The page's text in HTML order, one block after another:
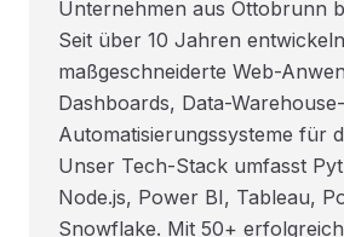
Unternehmen aus Ottobrunn
Seit über 10 Jahren
maßgeschneiderte Web-
Dashboards, Data-
Automatisierungssysteme für
Unser Tech-Stack umfasst
Node.js, Power BI, Tableau,
Snowflake. Mit 50+ erfolgreich